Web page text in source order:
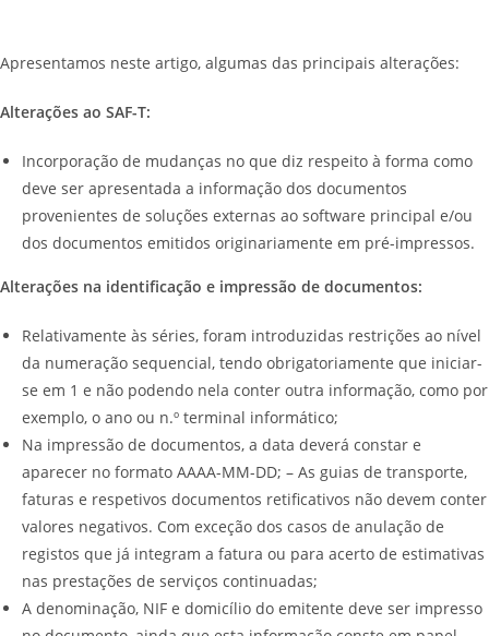
Apresentamos neste artigo, algumas das principais alterações:
Alterações ao SAF-T:
Incorporação de mudanças no que diz respeito à forma como
deve ser apresentada a informação dos documentos
provenientes de soluções externas ao software principal e/ou
dos documentos emitidos originariamente em pré-impressos.
Alterações na identificação e impressão de documentos:
Relativamente às séries, foram introduzidas restrições ao nível
da numeração sequencial, tendo obrigatoriamente que iniciar-
se em 1 e não podendo nela conter outra informação, como por
exemplo, o ano ou n.º terminal informático;
Na impressão de documentos, a data deverá constar e
aparecer no formato AAAA-MM-DD; – As guias de transporte,
faturas e respetivos documentos retificativos não devem conter
valores negativos. Com exceção dos casos de anulação de
registos que já integram a fatura ou para acerto de estimativas
nas prestações de serviços continuadas;
A denominação, NIF e domicílio do emitente deve ser impresso